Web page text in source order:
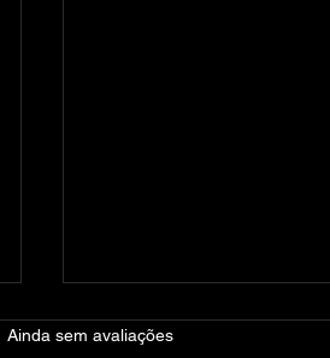
0 de 5 estrelas.
Ainda sem avaliações